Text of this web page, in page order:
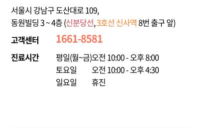
서울시 강남구 도산대로 109,
동원빌딩 3 ~ 4층 (신분당선,3호선 신사역8번 출구 앞)
고객센터
1661-8581
진료시간
평일(월~금)
토요일
일요일
오전 10:00 - 오후 8:00
오전 10:00 - 오후 4:30
휴진